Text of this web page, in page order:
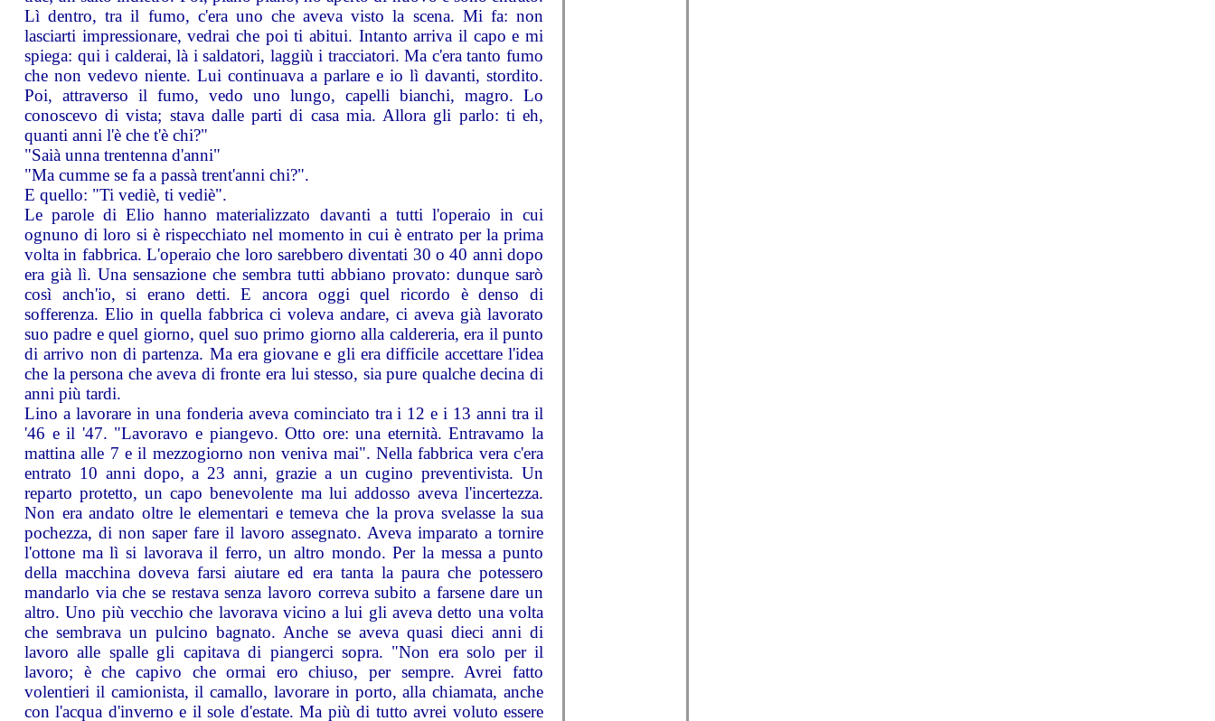
Lì dentro, tra il fumo, c'era uno che aveva visto la scena. Mi fa: non
lasciarti impressionare, vedrai che poi ti abitui. Intanto arriva il capo e mi
spiega: qui i calderai, là i saldatori, laggiù i tracciatori. Ma c'era tanto fumo
che non vedevo niente. Lui continuava a parlare e io lì davanti, stordito.
Poi, attraverso il fumo, vedo uno lungo, capelli bianchi, magro. Lo
conoscevo di vista; stava dalle parti di casa mia. Allora gli parlo: ti eh,
quanti anni l'è che t'è chi?"
"Saià unna trentenna d'anni"
"Ma cumme se fa a passà trent'anni chi?".
E quello: "Ti vediè, ti vediè".
Le parole di Elio hanno materializzato davanti a tutti l'operaio in cui
ognuno di loro si è rispecchiato nel momento in cui è entrato per la prima
volta in fabbrica. L'operaio che loro sarebbero diventati 30 o 40 anni dopo
era già lì. Una sensazione che sembra tutti abbiano provato: dunque sarò
così anch'io, si erano detti. E ancora oggi quel ricordo è denso di
sofferenza. Elio in quella fabbrica ci voleva andare, ci aveva già lavorato
suo padre e quel giorno, quel suo primo giorno alla caldereria, era il punto
di arrivo non di partenza. Ma era giovane e gli era difficile accettare l'idea
che la persona che aveva di fronte era lui stesso, sia pure qualche decina di
anni più tardi.
Lino a lavorare in una fonderia aveva cominciato tra i 12 e i 13 anni tra il
'46 e il '47. "Lavoravo e piangevo. Otto ore: una eternità. Entravamo la
mattina alle 7 e il mezzogiorno non veniva mai". Nella fabbrica vera c'era
entrato 10 anni dopo, a 23 anni, grazie a un cugino preventivista. Un
reparto protetto, un capo benevolente ma lui addosso aveva l'incertezza.
Non era andato oltre le elementari e temeva che la prova svelasse la sua
pochezza, di non saper fare il lavoro assegnato. Aveva imparato a tornire
l'ottone ma lì si lavorava il ferro, un altro mondo. Per la messa a punto
della macchina doveva farsi aiutare ed era tanta la paura che potessero
mandarlo via che se restava senza lavoro correva subito a farsene dare un
altro. Uno più vecchio che lavorava vicino a lui gli aveva detto una volta
che sembrava un pulcino bagnato. Anche se aveva quasi dieci anni di
lavoro alle spalle gli capitava di piangerci sopra. "Non era solo per il
lavoro; è che capivo che ormai ero chiuso, per sempre. Avrei fatto
volentieri il camionista, il camallo, lavorare in porto, alla chiamata, anche
con l'acqua d'inverno e il sole d'estate. Ma più di tutto avrei voluto essere